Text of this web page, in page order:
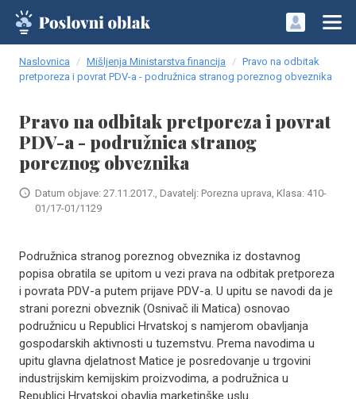
Naslovnica Mišljenja Ministarstva financija
Pravo na odbitak
pretporeza i povrat PDV-a - podružnica stranog poreznog obveznika
Pravo na odbitak pretporeza i povrat
PDV-a - podružnica stranog
poreznog obveznika
Datum objave: 27.11.2017., Davatelj: Porezna uprava, Klasa: 410-
01/17-01/1129
Podružnica stranog poreznog obveznika iz dostavnog
popisa obratila se upitom u vezi prava na odbitak pretporeza
i povrata PDV-a putem prijave PDV-a. U upitu se navodi da je
strani porezni obveznik (Osnivač ili Matica) osnovao
podružnicu u Republici Hrvatskoj s namjerom obavljanja
gospodarskih aktivnosti u tuzemstvu. Prema navodima u
upitu glavna djelatnost Matice je posredovanje u trgovini
industrijskim kemijskim proizvodima, a podružnica u
Republici Hrvatskoj obavlja marketinške uslu..